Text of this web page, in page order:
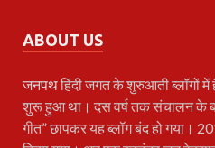
ABOUT US
जनपथहिंदी जगत के शुरुआती ब्लॉगों
शुरू हुआ था। दस वर्ष तक संचालन के
गीत” छापकर यह ब्लॉग बंद हो गया।